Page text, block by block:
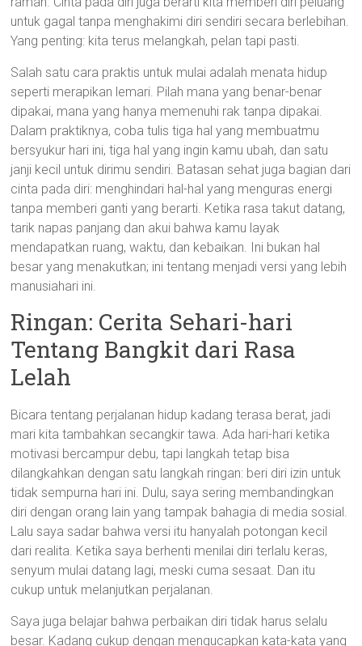
untuk gagal tanpa menghakimi diri sendiri secara berlebihan.
Yang penting: kita terus melangkah, pelan tapi pasti.
Salah satu cara praktis untuk mulai adalah menata hidup
seperti merapikan lemari. Pilah mana yang benar-benar
dipakai, mana yang hanya memenuhi rak tanpa dipakai.
Dalam praktiknya, coba tulis tiga hal yang membuatmu
bersyukur hari ini, tiga hal yang ingin kamu ubah, dan satu
janji kecil untuk dirimu sendiri. Batasan sehat juga bagian dari
cinta pada diri: menghindari hal-hal yang menguras energi
tanpa memberi ganti yang berarti. Ketika rasa takut datang,
tarik napas panjang dan akui bahwa kamu layak
mendapatkan ruang, waktu, dan kebaikan. Ini bukan hal
besar yang menakutkan; ini tentang menjadi versi yang lebih
manusiahari ini.
Ringan: Cerita Sehari-hari
Tentang Bangkit dari Rasa
Lelah
Bicara tentang perjalanan hidup kadang terasa berat, jadi
mari kita tambahkan secangkir tawa. Ada hari-hari ketika
motivasi bercampur debu, tapi langkah tetap bisa
dilangkahkan dengan satu langkah ringan: beri diri izin untuk
tidak sempurna hari ini. Dulu, saya sering membandingkan
diri dengan orang lain yang tampak bahagia di media sosial.
Lalu saya sadar bahwa versi itu hanyalah potongan kecil
dari realita. Ketika saya berhenti menilai diri terlalu keras,
senyum mulai datang lagi, meski cuma sesaat. Dan itu
cukup untuk melanjutkan perjalanan.
Saya juga belajar bahwa perbaikan diri tidak harus selalu
besar. Kadang cukup dengan mengucapkan kata-kata yang